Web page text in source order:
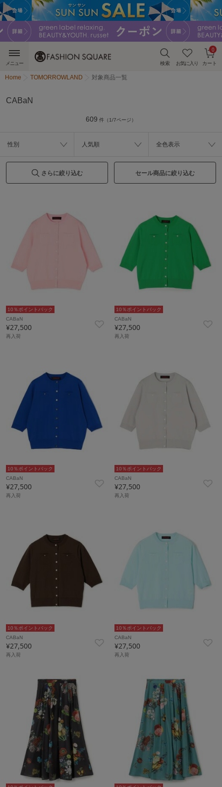
検索 お気に入り カート
0
メニュー
Home TOMORROWLAND 対象商品一覧
CABaN
609 件（1/7ページ）
性別 人気順 全色表示
さらに絞り込む セール商品に絞り込む
10％ポイントバック
CABaN
¥27,500
再入荷
10％ポイントバック
CABaN
¥27,500
再入荷
10％ポイントバック
CABaN
¥27,500
再入荷
10％ポイントバック
CABaN
¥27,500
再入荷
10％ポイントバック
CABaN
¥27,500
再入荷
10％ポイントバック
CABaN
¥27,500
再入荷